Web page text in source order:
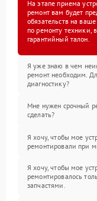
На этапе приема
ремонт вам будет
обязательств на
по ремонту техники,
гарантийный талон.
Я уже знаю в чем
ремонт необходим.
диагностику?
Мне нужен срочный
сделать?
Я хочу, чтобы мое
ремонтировали при
Я хочу, чтобы мое
ремонтировалось
запчастями.